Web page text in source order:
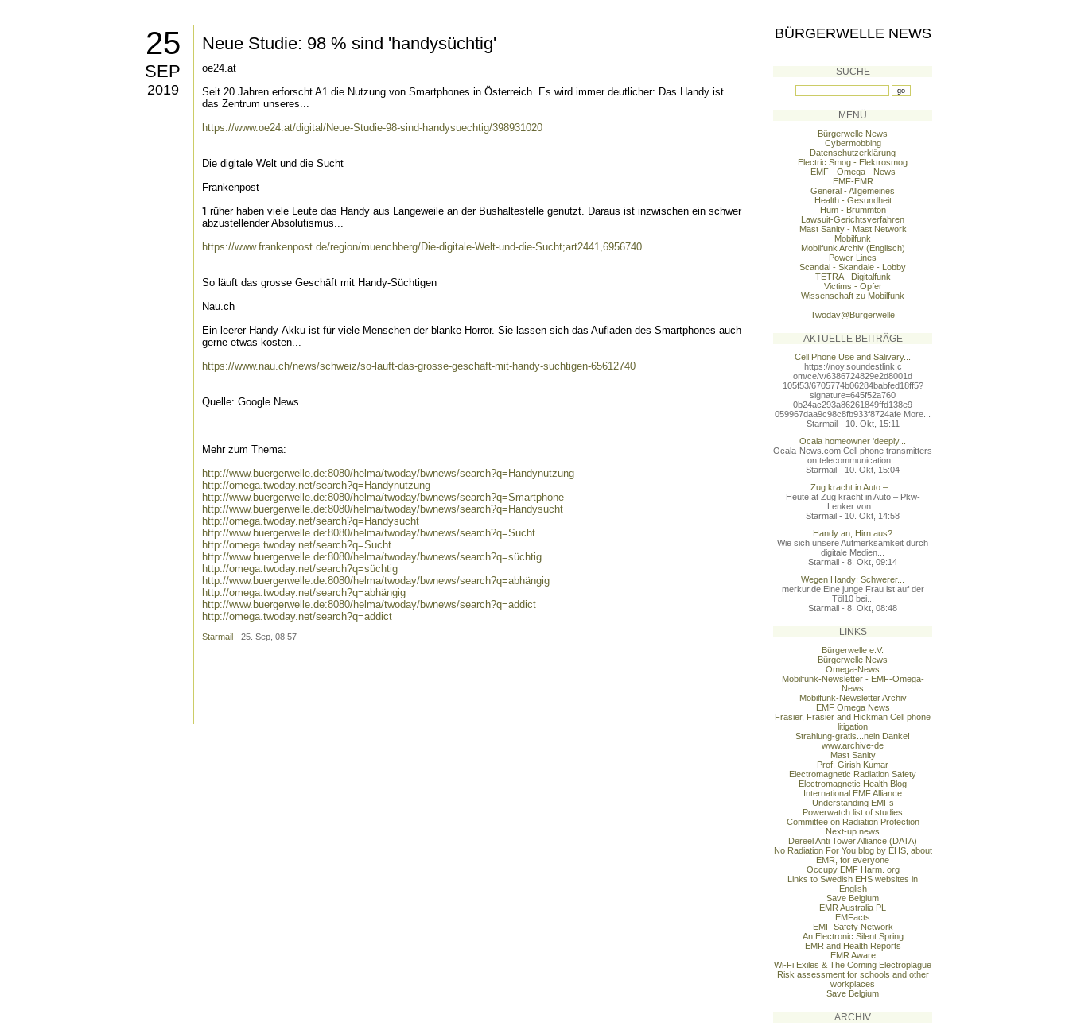
25
SEP
2019
Neue Studie: 98 % sind 'handysüchtig'
oe24.at
Seit 20 Jahren erforscht A1 die Nutzung von Smartphones in Österreich. Es wird immer deutlicher: Das Handy ist
das Zentrum unseres...
https://www.oe24.at/digital/Neue-Studie-98-sind-handysuechtig/398931020
Die digitale Welt und die Sucht
Frankenpost
'Früher haben viele Leute das Handy aus Langeweile an der Bushaltestelle genutzt. Daraus ist inzwischen ein schwer
abzustellender Absolutismus...
https://www.frankenpost.de/region/muenchberg/Die-digitale-Welt-und-die-Sucht;art2441,6956740
So läuft das grosse Geschäft mit Handy-Süchtigen
Nau.ch
Ein leerer Handy-Akku ist für viele Menschen der blanke Horror. Sie lassen sich das Aufladen des Smartphones auch
gerne etwas kosten...
https://www.nau.ch/news/schweiz/so-lauft-das-grosse-geschaft-mit-handy-suchtigen-65612740
Quelle: Google News
Mehr zum Thema:
http://www.buergerwelle.de:8080/helma/twoday/bwnews/search?q=Handynutzung
http://omega.twoday.net/search?q=Handynutzung
http://www.buergerwelle.de:8080/helma/twoday/bwnews/search?q=Smartphone
http://www.buergerwelle.de:8080/helma/twoday/bwnews/search?q=Handysucht
http://omega.twoday.net/search?q=Handysucht
http://www.buergerwelle.de:8080/helma/twoday/bwnews/search?q=Sucht
http://omega.twoday.net/search?q=Sucht
http://www.buergerwelle.de:8080/helma/twoday/bwnews/search?q=süchtig
http://omega.twoday.net/search?q=süchtig
http://www.buergerwelle.de:8080/helma/twoday/bwnews/search?q=abhängig
http://omega.twoday.net/search?q=abhängig
http://www.buergerwelle.de:8080/helma/twoday/bwnews/search?q=addict
http://omega.twoday.net/search?q=addict
Starmail - 25. Sep, 08:57
BÜRGERWELLE NEWS
SUCHE
MENÜ
Bürgerwelle News
Cybermobbing
Datenschutzerklärung
Electric Smog - Elektrosmog
EMF - Omega - News
EMF-EMR
General - Allgemeines
Health - Gesundheit
Hum - Brummton
Lawsuit-Gerichtsverfahren
Mast Sanity - Mast Network
Mobilfunk
Mobilfunk Archiv (Englisch)
Power Lines
Scandal - Skandale - Lobby
TETRA - Digitalfunk
Victims - Opfer
Wissenschaft zu Mobilfunk
Twoday@Bürgerwelle
AKTUELLE BEITRÄGE
Cell Phone Use and Salivary...
https://noy.soundestlink.c
om/ce/v/6386724829e2d8001d
105f53/6705774b06284babfed18ff5?
signature=645f52a760
0b24ac293a86261849ffd138e9
059967daa9c98c8fb933f8724afe More...
Starmail - 10. Okt, 15:11
Ocala homeowner 'deeply...
Ocala-News.com Cell phone transmitters
on telecommunication...
Starmail - 10. Okt, 15:04
Zug kracht in Auto –...
Heute.at Zug kracht in Auto – Pkw-
Lenker von...
Starmail - 10. Okt, 14:58
Handy an, Hirn aus?
Wie sich unsere Aufmerksamkeit durch
digitale Medien...
Starmail - 8. Okt, 09:14
Wegen Handy: Schwerer...
merkur.de Eine junge Frau ist auf der
Töl10 bei...
Starmail - 8. Okt, 08:48
LINKS
Bürgerwelle e.V.
Bürgerwelle News
Omega-News
Mobilfunk-Newsletter - EMF-Omega-
News
Mobilfunk-Newsletter Archiv
EMF Omega News
Frasier, Frasier and Hickman Cell phone
litigation
Strahlung-gratis...nein Danke!
www.archive-de
Mast Sanity
Prof. Girish Kumar
Electromagnetic Radiation Safety
Electromagnetic Health Blog
International EMF Alliance
Understanding EMFs
Powerwatch list of studies
Committee on Radiation Protection
Next-up news
Dereel Anti Tower Alliance (DATA)
No Radiation For You blog by EHS, about
EMR, for everyone
Occupy EMF Harm. org
Links to Swedish EHS websites in
English
Save Belgium
EMR Australia PL
EMFacts
EMF Safety Network
An Electronic Silent Spring
EMR and Health Reports
EMR Aware
Wi-Fi Exiles & The Coming Electroplague
Risk assessment for schools and other
workplaces
Save Belgium
ARCHIV